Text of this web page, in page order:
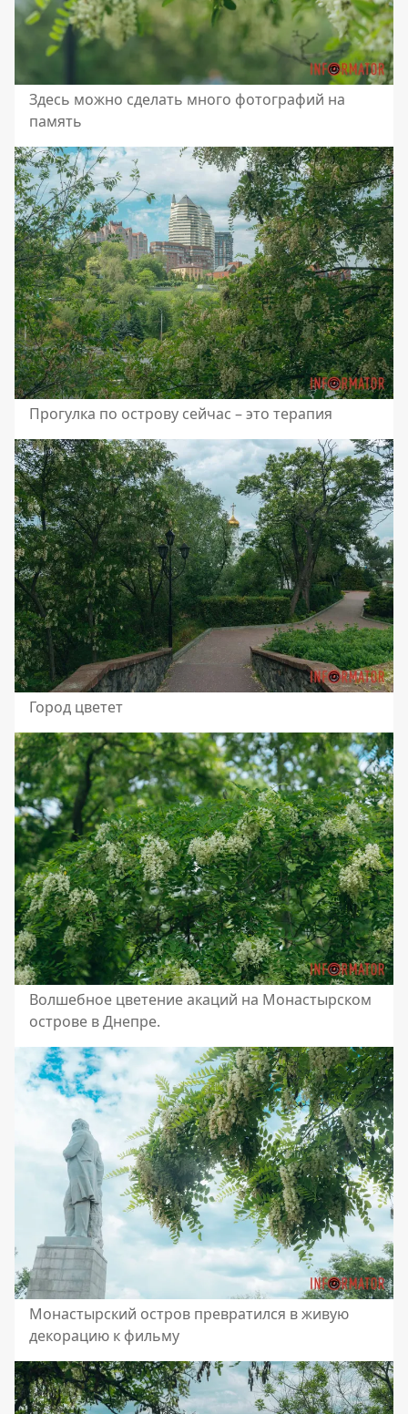
Здесь можно сделать много фотографий на
память
Прогулка по острову сейчас – это терапия
Город цветет
Волшебное цветение акаций на Монастырском
острове в Днепре.
Монастырский остров превратился в живую
декорацию к фильму